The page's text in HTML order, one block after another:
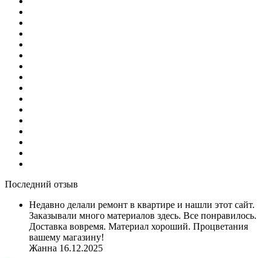
Последний отзыв
Недавно делали ремонт в квартире и нашли этот сайт.
Заказывали много материалов здесь. Все понравилось.
Доставка вовремя. Материал хороший. Процветания
вашему магазину!
Жанна 16.12.2025